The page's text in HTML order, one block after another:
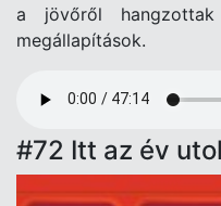
a jövőről
megállapítások.
file
#72 Itt az év